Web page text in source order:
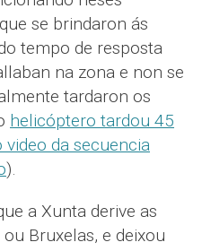
se brindaron ás
tempo de resposta
na zona e non se
tardaron os
helicóptero tardou 45
da secuencia
).
a Xunta derive as
Bruxelas, e deixou